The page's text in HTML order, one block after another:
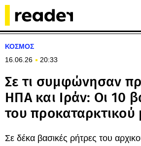
ΚΟΣΜΟΣ
16.06.26
20:33
Σε τι συμφώνησαν
ΗΠΑ και Ιράν: Οι 10
του προκαταρκτικού
Σε δέκα βασικές ρήτρες του